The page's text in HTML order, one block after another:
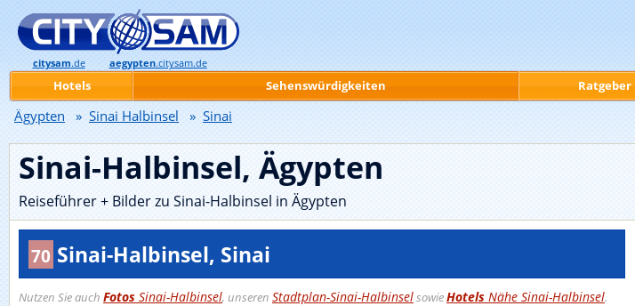
Sinai-Halbinsel, Ägypten
Reiseführer + Bilder zu Sinai-Halbinsel in Ägypten
70 Sinai-Halbinsel, Sinai
Nutzen Sie auch Fotos Sinai-Halbinsel, unseren Stadtplan-Sinai-HalbinselsowieHotels Nähe Sinai-Halbinsel.
citysam.de aegypten.citysam.de
Hotels Sehenswürdigkeiten Ratgeber
Ägypten » Sinai Halbinsel » Sinai